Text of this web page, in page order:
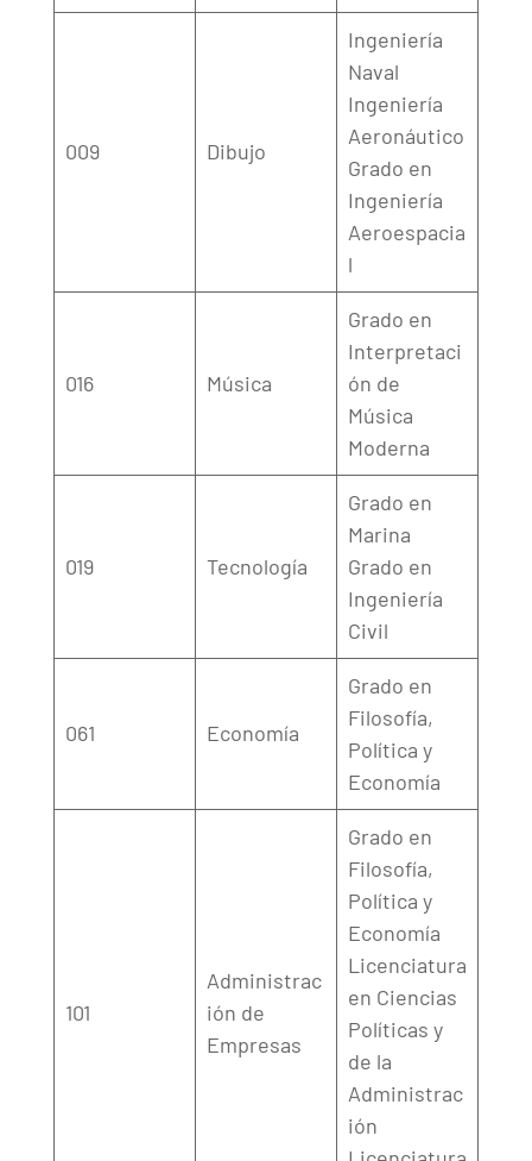
009 Dibujo
Ingeniería
Naval
Ingeniería
Aeronáutico
Grado en
Ingeniería
Aeroespacia
l
016 Música
Grado en
Interpretaci
ón de
Música
Moderna
019 Tecnología
Grado en
Marina
Grado en
Ingeniería
Civil
061 Economía
Grado en
Filosofía,
Política y
Economía
101
Administrac
ión de
Empresas
Grado en
Filosofía,
Política y
Economía
Licenciatura
en Ciencias
Políticas y
de la
Administrac
ión